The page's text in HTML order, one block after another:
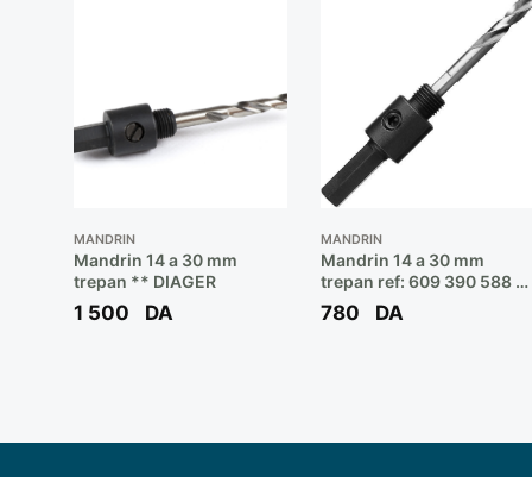
MANDRIN
Mandrin 14 a 30 mm
trepan ** DIAGER
1 500 DA
MANDRIN
Mandrin 14 a 30 mm
trepan ref: 609 390 588 **
BOSCH
780 DA